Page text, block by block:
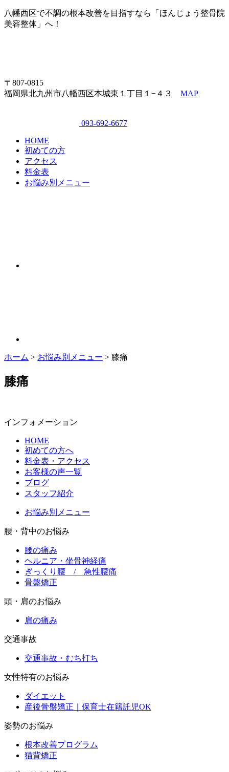
八幡西区で不調の根本改善を目指すなら「ほんじょう整骨院
美容整体」へ！
〒807-0815
福岡県北九州市八幡西区本城東１丁目１−４３ MAP
093-692-6677
HOME
初めての方
アクセス
料金表
お悩み別メニュー
ホーム > お悩み別メニュー > 膝痛
膝痛
インフォメーション
HOME
初めての方へ
料金表・アクセス
お客様の声一覧
ブログ
スタッフ紹介
お悩み別メニュー
腰・背中のお悩み
腰の痛み
ヘルニア・坐骨神経痛
ぎっくり腰 / 急性腰痛
骨盤矯正
頭・肩のお悩み
肩の痛み
交通事故
交通事故・むち打ち
女性特有のお悩み
ダイエット
産後骨盤矯正｜保育士在籍託児OK
姿勢のお悩み
根本改善プログラム
猫背矯正